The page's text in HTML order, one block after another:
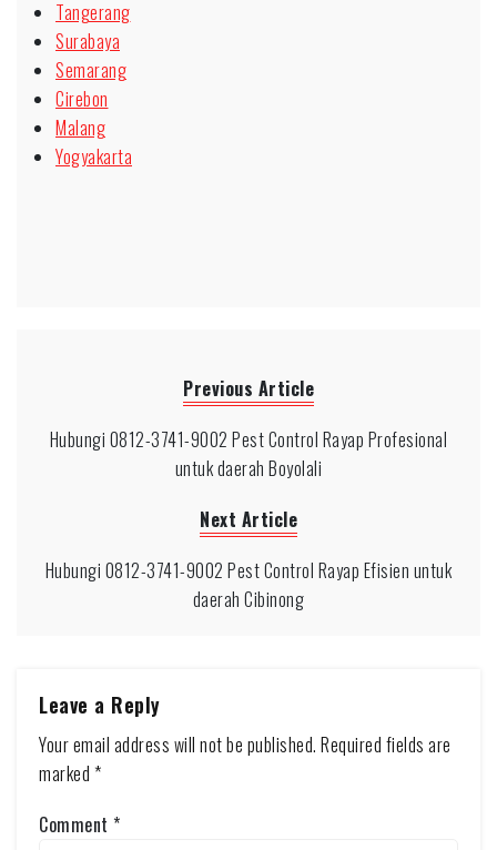
Tangerang
Surabaya
Semarang
Cirebon
Malang
Yogyakarta
Previous Article
Hubungi 0812-3741-9002 Pest Control Rayap Profesional
untuk daerah Boyolali
Next Article
Hubungi 0812-3741-9002 Pest Control Rayap Efisien untuk
daerah Cibinong
Leave a Reply
Your email address will not be published. Required fields are
marked *
Comment *